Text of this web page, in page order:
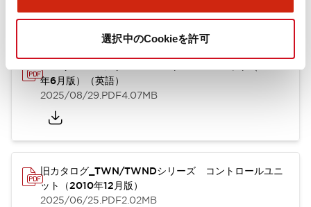
選択中のCookieを許可
年6月版）（英語）
2025/08/29.PDF4.07MB
旧カタログ_TWN/TWNDシリーズ コントロールユニ
ット（2010年12月版）
2025/06/25.PDF2.02MB